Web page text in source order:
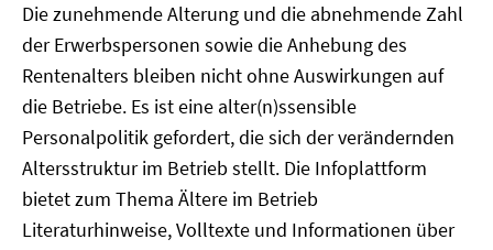
Die zunehmende Alterung und die abnehmende Zahl
der Erwerbspersonen sowie die Anhebung des
Rentenalters bleiben nicht ohne Auswirkungen auf
die Betriebe. Es ist eine alter(n)ssensible
Personalpolitik gefordert, die sich der verändernden
Altersstruktur im Betrieb stellt. Die Infoplattform
bietet zum Thema Ältere im Betrieb
Literaturhinweise, Volltexte und Informationen über